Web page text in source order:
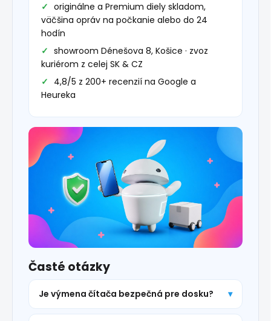
originálne a Premium diely skladom,
väčšina opráv na počkanie alebo do 24
hodín
showroom Dénešova 8, Košice · zvoz
kuriérom z celej SK & CZ
4,8/5 z 200+ recenzií na Google a
Heureka
Časté otázky
Je výmena čítača bezpečná pre dosku?